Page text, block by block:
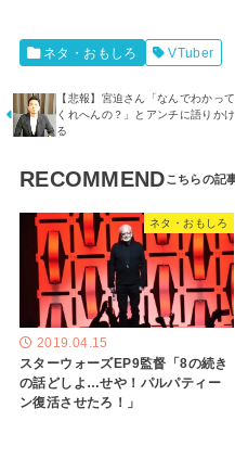
ネタ・おもしろ VTuber
【悲報】宮迫さん「なんでわかって
くれへんの？」とアンチに語りかけ
る
RECOMMEND
ネタ・おもしろ
2019.04.15
スターウォーズEP9監督「8の続き
の話どしよ…せや！パルパティー
ン復活させたろ！」